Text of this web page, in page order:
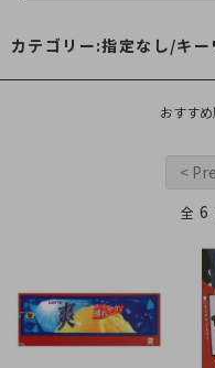
カテゴリー:指定なし/キ
おすす
<
全 6